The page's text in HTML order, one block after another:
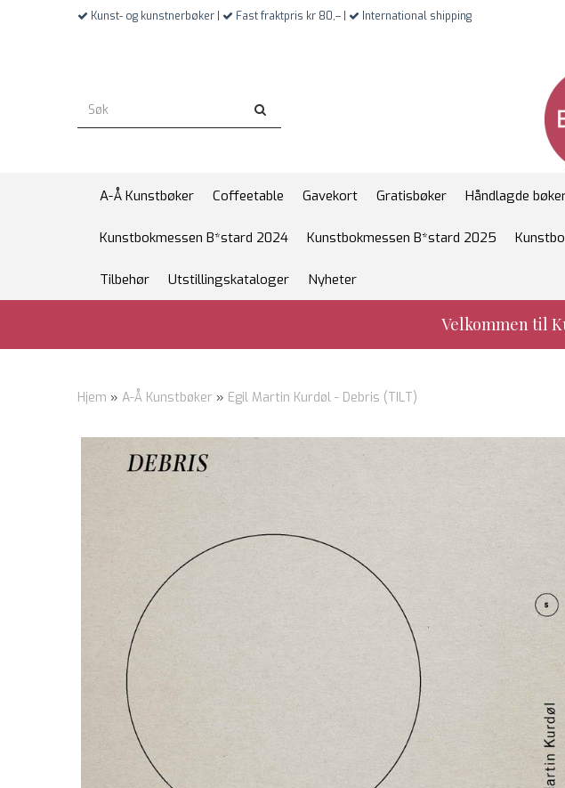
Kunst- og kunstnerbøker | Fast fraktpris kr 80,– | International shipping
A-Å Kunstbøker Coffeetable Gavekort Gratisbøker Håndlagde
Kunstbokmessen B*stard 2024 Kunstbokmessen B*stard 2025
Tilbehør Utstillingskataloger Nyheter
Velkommen til
Hjem » A-Å Kunstbøker » Egil Martin Kurdøl - Debris (TILT)